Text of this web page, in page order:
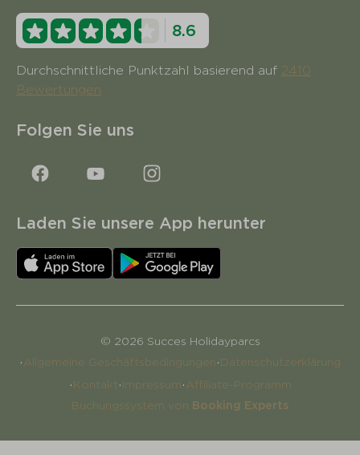
8.6
Durchschnittliche Punktzahl basierend auf 2410
Bewertungen
Folgen Sie uns
Laden Sie unsere App herunter
© 2026 Succes Holidayparcs
·Allgemeine Geschäftsbedingungen·Datenschutzerklärung
·Kontakt ·Impressum·Affiliate-Programm
Buchungssystem von Booking Experts